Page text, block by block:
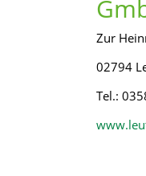
Zur
02794
Tel.: